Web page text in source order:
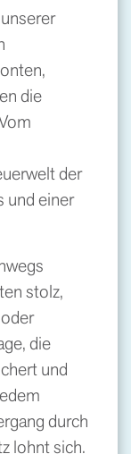
die
der
und einer
stolz,
die
und
durch
lohnt sich.